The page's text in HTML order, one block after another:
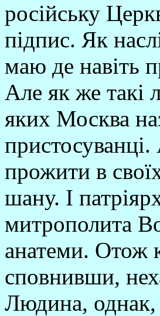
російську
підпис. Як
маю де навіть
Але як же такі
яких Москва
прожити в
шану. І
митрополита
анатеми. Отож
сповнивши,
Людина, однак,